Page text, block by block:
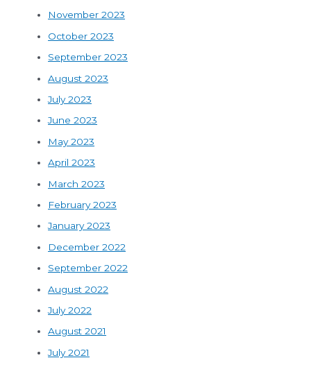
November 2023
October 2023
September 2023
August 2023
July 2023
June 2023
May 2023
April 2023
March 2023
February 2023
January 2023
December 2022
September 2022
August 2022
July 2022
August 2021
July 2021